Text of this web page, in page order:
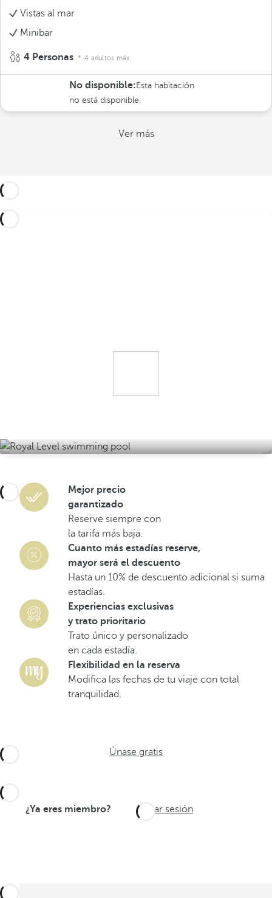
Vistas al mar
Minibar
4 Personas 4 adultos máx.
No disponible:Esta habitación
no está disponible.
Ver más
Mejor precio
garantizado
Reserve siempre con
la tarifa más baja.
Cuanto más estadías reserve,
mayor será el descuento
Hasta un 10% de descuento adicional si suma
estadías.
Experiencias exclusivas
y trato prioritario
Trato único y personalizado
en cada estadía.
Flexibilidad en la reserva
Modifica las fechas de tu viaje con total
tranquilidad.
Únase gratis
¿Ya eres miembro? Iniciar sesión